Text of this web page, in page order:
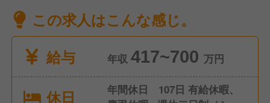
この求人はこんな感じ。
給与
年収 417~700 万円
休日
年間休日 107日 有給休暇、